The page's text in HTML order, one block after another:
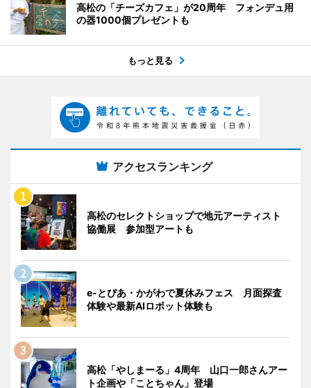
高松の「チーズカフェ」が20周年 フォンデュ用
の器1000個プレゼントも
もっと見る
アクセスランキング
高松のセレクトショップで地元アーティスト
協働展 参加型アートも
e-とぴあ・かがわで夏休みフェス 月面探査
体験や最新AIロボット体験も
高松「やしまーる」4周年 山口一郎さんアー
ト企画や「ことちゃん」登場